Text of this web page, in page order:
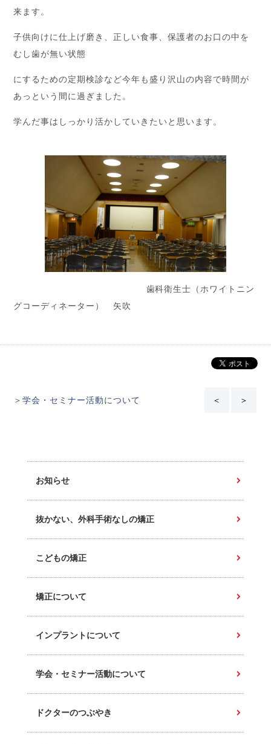
来ます。
子供向けに仕上げ磨き、正しい食事、保護者のお口の中を
むし歯が無い状態
にするための定期検診など今年も盛り沢山の内容で時間が
あっという間に過ぎました。
学んだ事はしっかり活かしていきたいと思います。
歯科衛生士（ホワイトニン
グコーディネーター） 矢吹
＞学会・セミナー活動について ＜ ＞
お知らせ
抜かない、外科手術なしの矯正
こどもの矯正
矯正について
インプラントについて
学会・セミナー活動について
ドクターのつぶやき